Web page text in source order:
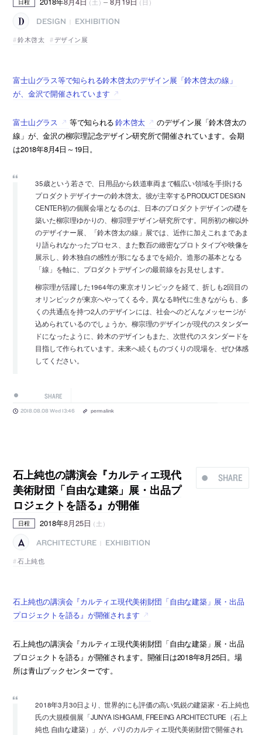
日程
DESIGN
EXHIBITION
鈴木啓太
デザイン展
富士山グラス等で知られる鈴木啓太のデザイン展「鈴木啓太の線」
が、金沢で開催されています
富士山グラス 等で知られる鈴木啓太
のデザイン展「鈴木啓太の
線」が、金沢の柳宗理記念デザイン研究所で開催されています。会期
は2018年8月4日～19日。
35歳という若さで、日用品から鉄道車両まで幅広い領域を手掛ける
プロダクトデザイナーの鈴木啓太。彼が主宰するPRODUCT DESIGN
CENTER初の個展会場となるのは、日本のプロダクトデザインの礎を
築いた柳宗理ゆかりの、柳宗理デザイン研究所です。同所初の柳以外
のデザイナー展、「鈴木啓太の線」展では、近作に加えこれまであま
り語られなかったプロセス、また数百の緻密なプロトタイプや映像を
展示し、鈴木独自の感性が形になるまでを紹介。造形の基本となる
「線」を軸に、プロダクトデザインの最前線をお見せします。
柳宗理が活躍した1964年の東京オリンピックを経て、折しも2回目の
オリンピックが東京へやってくる今。異なる時代に生きながらも、多
くの共通点を持つ2人のデザインには、社会へのどんなメッセージが
込められているのでしょうか。柳宗理のデザインが現代のスタンダー
ドになったように、鈴木のデザインもまた、次世代のスタンダードを
目指して作られています。未来へ続くものづくりの現場を、ぜひ体感
してください。
SHARE
2018.08.08 Wed 13:46 permalink
SHARE
石上純也の講演会『カルティエ現代
美術財団「自由な建築」展・出品プ
ロジェクトを語る』が開催
日程 2018年8月25日（土）
ARCHITECTURE
EXHIBITION
石上純也
石上純也の講演会『カルティエ現代美術財団「自由な建築」展・出品
プロジェクトを語る』が開催されます
石上純也の講演会『カルティエ現代美術財団「自由な建築」展・出品
プロジェクトを語る』が開催されます。開催日は2018年8月25日。場
所は青山ブックセンターです。
2018年3月30日より、世界的にも評価の高い気鋭の建築家・石上純也
氏の大規模個展「JUNYA ISHIGAMI, FREEING ARCHITECTURE（石上
純也 自由な建築）」が、パリのカルティエ現代美術財団で開催され